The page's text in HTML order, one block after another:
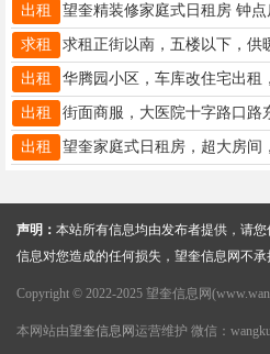
出租
求租
出租
出租
出租
声明： 本站所有信息均由发布者提供，请
信息对您造成的任何损失，望奎信息网不承
Copyright © 2022-2025 望奎信息网
本网站由望奎信息网 运营维护 微信：